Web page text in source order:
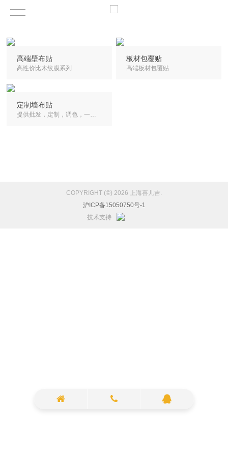
高端壁布贴
高性价比木纹膜系列
板材包覆贴
高端板材包覆贴
定制墙布贴
提供批发，定制，调色，一站式服务
COPYRIGHT (©) 2026 上海喜儿吉.
沪ICP备15050750号-1
技术支持